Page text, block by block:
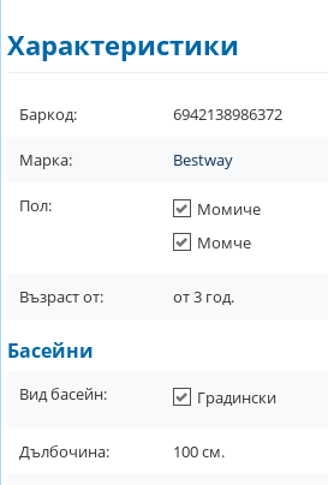
Характеристики
Баркод: 6942138986372
Марка: Bestway
Пол:
Момиче
Момче
Възраст от: от3 год.
Басейни
Вид басейн: Градински
Дълбочина: 100см.